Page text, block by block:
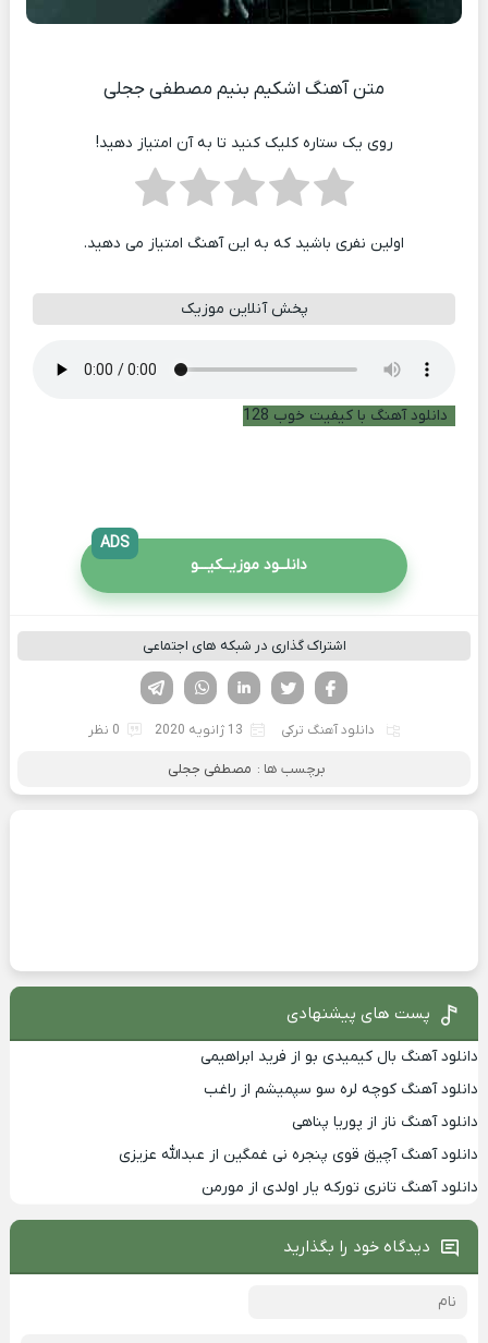
متن آهنگ اشکیم بنیم مصطفی ججلی
روی یک ستاره کلیک کنید تا به آن امتیاز دهید!
اولین نفری باشید که به این آهنگ امتیاز می دهید.
پخش آنلاین موزیک
دانلود آهنگ با کیفیت خوب 128
دانلــود موزیــکیـــو
ADS
اشتراک گذاری در شبکه های اجتماعی
لینکدین تویتر
فیسوک
دانلود آهنگ ترکی 13 ژانویه 2020 0 نظر
برچسب ها : مصطفی ججلی
پست های پیشنهادی
دانلود آهنگ بال کیمیدی بو از فرید ابراهیمی
دانلود آهنگ کوچه لره سو سپمیشم از راغب
دانلود آهنگ ناز از پوریا پناهی
دانلود آهنگ آچیق قوی پنجره نی غمگین از عبدالله عزیزی
دانلود آهنگ تانری تورکه یار اولدی از مورمن
دیدگاه خود را بگذارید